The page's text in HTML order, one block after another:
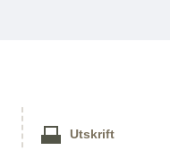
Utskrift